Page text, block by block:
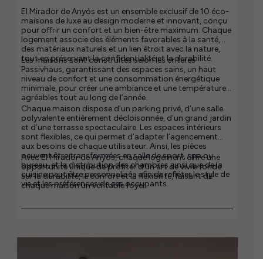
El Mirador de Anyós est un ensemble exclusif de 10 éco-
maisons de luxe au design moderne et innovant, conçu
pour offrir un confort et un bien-être maximum. Chaque
logement associe des éléments favorables à la santé,
des matériaux naturels et un lien étroit avec la nature,
tout en préservant la confidentialité et la durabilité.
Les maisons sont construites selon les critères
Passivhaus, garantissant des espaces sains, un haut
niveau de confort et une consommation énergétique
minimale, pour créer une ambiance et une température
agréables tout au long de l’année.
Chaque maison dispose d’un parking privé, d’une salle
polyvalente entièrement décloisonnée, d’un grand jardin
et d’une terrasse spectaculaire. Les espaces intérieurs
sont flexibles, ce qui permet d’adapter l’agencement
aux besoins de chaque utilisateur. Ainsi, les pièces
peuvent être transformées en salle de sport, spa ou
bureau, et la distribution des chambres ainsi que de la
cuisine peut être personnalisée afin de refléter le style de
vie et les préférences de ses occupants.
Avec El Mirador de Anyós, chaque logement offre une
opportunité unique de profiter d’un art de vivre fondé
sur la durabilité, le confort et la flexibilité, faisant de
chaque maison un véritable foyer.